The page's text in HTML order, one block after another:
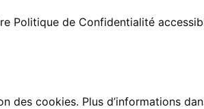
Politique de Confidentialité
des cookies. Plus d’informations